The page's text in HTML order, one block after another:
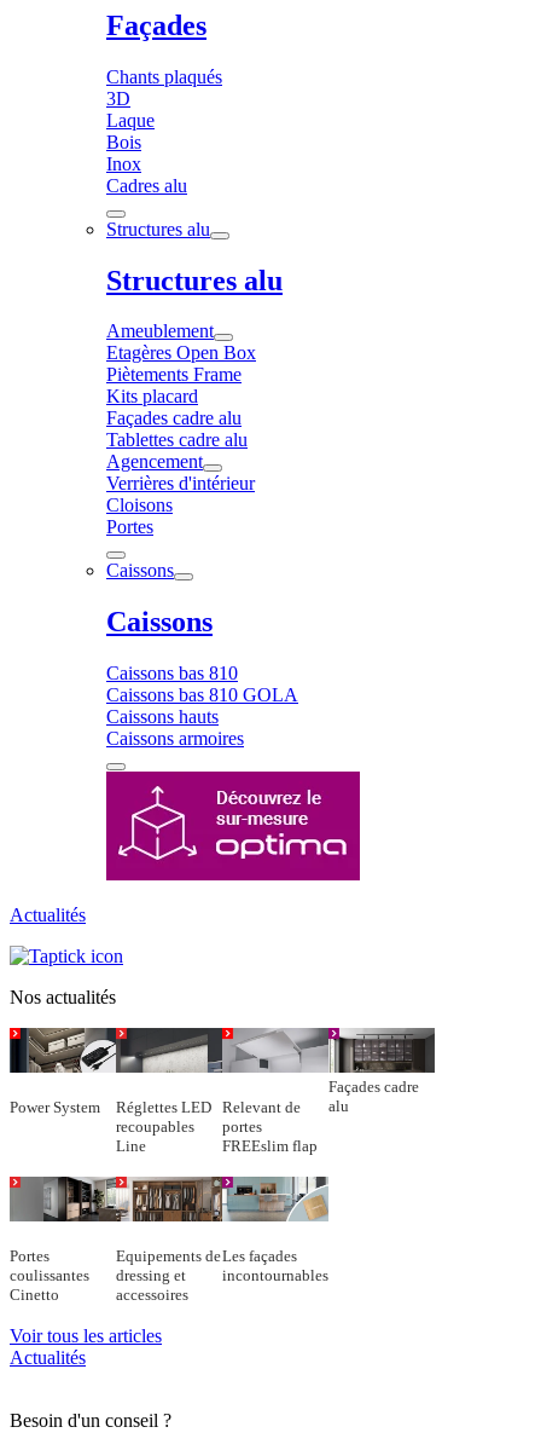
Façades
Chants plaqués
3D
Laque
Bois
Inox
Cadres alu
Structures alu
Structures alu
Ameublement
Etagères Open Box
Piètements Frame
Kits placard
Façades cadre alu
Tablettes cadre alu
Agencement
Verrières d'intérieur
Cloisons
Portes
Caissons
Caissons
Caissons bas 810
Caissons bas 810 GOLA
Caissons hauts
Caissons armoires
Actualités
Nos actualités
Power System
Réglettes LED
recoupables
Line
Relevant de
portes
FREEslim flap
Façades cadre
alu
Portes
coulissantes
Cinetto
Equipements de
dressing et
accessoires
Les façades
incontournables
Voir tous les articles
Actualités
Besoin d'un conseil ?